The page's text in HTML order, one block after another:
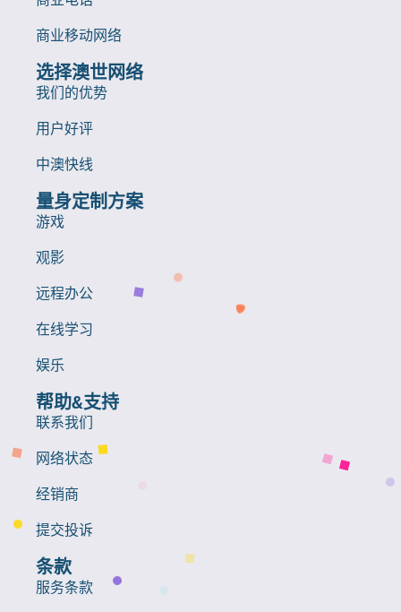
商业移动网络
选择澳世网络
我们的优势
用户好评
中澳快线
量身定制方案
游戏
观影
远程办公
在线学习
娱乐
帮助&支持
联系我们
网络状态
经销商
提交投诉
条款
服务条款